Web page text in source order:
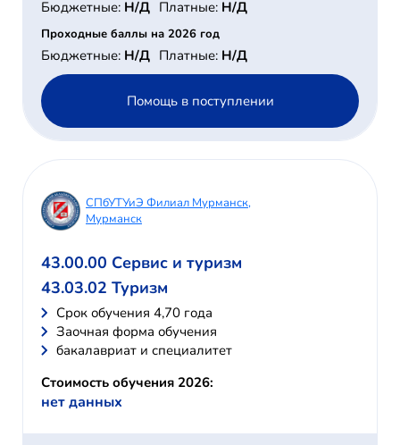
Бюджетные: Н/Д Платные: Н/Д
Проходные баллы на 2026 год
Бюджетные: Н/Д Платные: Н/Д
Помощь в поступлении
СПбУТУиЭ Филиал Мурманск,
Мурманск
43.00.00 Сервис и туризм
43.03.02 Туризм
Cрок обучения 4,70 года
Заочная форма обучения
бакалавриат и специалитет
Стоимость обучения 2026:
нет данных